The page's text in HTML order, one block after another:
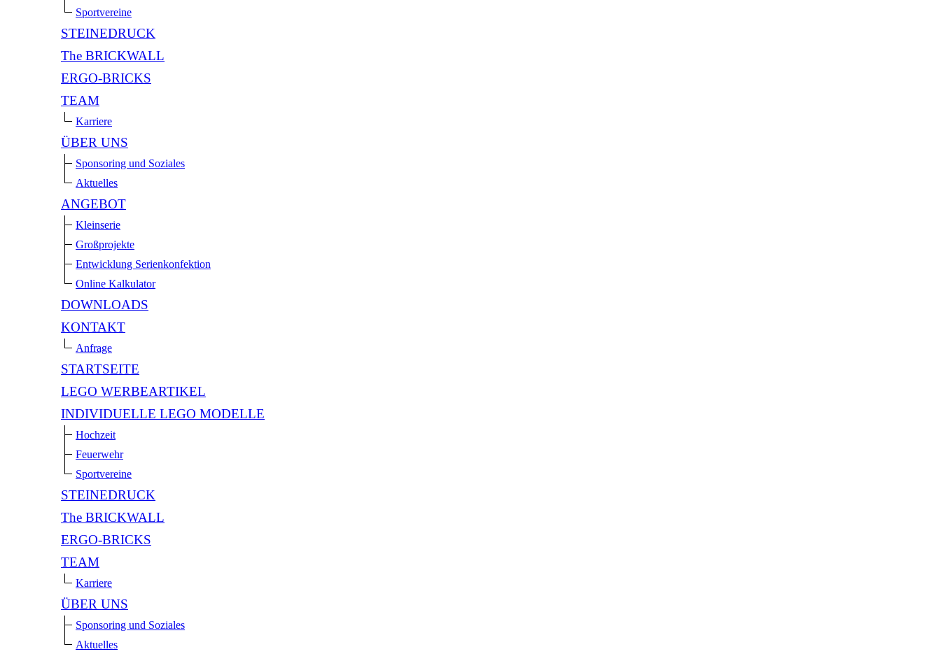
Sportvereine
STEINEDRUCK
The BRICKWALL
ERGO-BRICKS
TEAM
Karriere
ÜBER UNS
Sponsoring und Soziales
Aktuelles
ANGEBOT
Kleinserie
Großprojekte
Entwicklung Serienkonfektion
Online Kalkulator
DOWNLOADS
KONTAKT
Anfrage
STARTSEITE
LEGO WERBEARTIKEL
INDIVIDUELLE LEGO MODELLE
Hochzeit
Feuerwehr
Sportvereine
STEINEDRUCK
The BRICKWALL
ERGO-BRICKS
TEAM
Karriere
ÜBER UNS
Sponsoring und Soziales
Aktuelles